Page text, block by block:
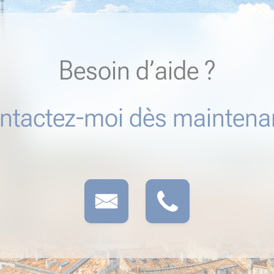
Besoin d’aide ?
moi dès